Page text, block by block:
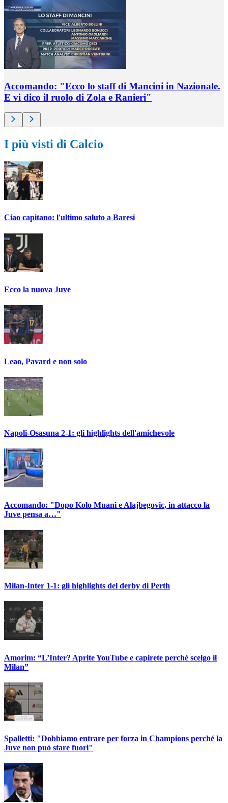
Accomando: "Ecco lo staff di Mancini in Nazionale.
E vi dico il ruolo di Zola e Ranieri"
I più visti di Calcio
Ciao capitano: l'ultimo saluto a Baresi
Ecco la nuova Juve
Leao, Pavard e non solo
Napoli-Osasuna 2-1: gli highlights dell'amichevole
Accomando: "Dopo Kolo Muani e Alajbegovic, in attacco la
Juve pensa a…"
Milan-Inter 1-1: gli highlights del derby di Perth
Amorim: “L’Inter? Aprite YouTube e capirete perché scelgo il
Milan”
Spalletti: "Dobbiamo entrare per forza in Champions perché la
Juve non può stare fuori"